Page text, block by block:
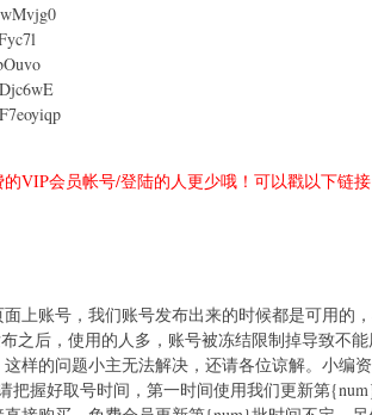
VIP会员帐号/登陆的人更少哦！可以戳以下链接
面上账号，我们账号发布出来的时候都是可用的
之后，使用的人多，账号被冻结限制掉导致不
样的问题小主无法解决，还请各位谅解。小编资
把握好取号时间，第一时间使用我们更新第